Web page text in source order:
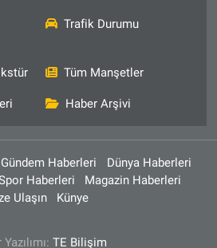
Trafik Durumu
Tüm Manşetler
Haber Arşivi
Gündem Haberleri
Dünya Haberleri
Haberleri
Magazin Haberleri
Ulaşın
Künye
TE Bilişim